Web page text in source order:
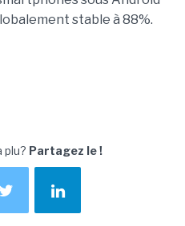
stable à 88%.
plu? Partagez le !